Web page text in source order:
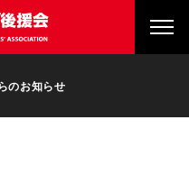
のお知らせ